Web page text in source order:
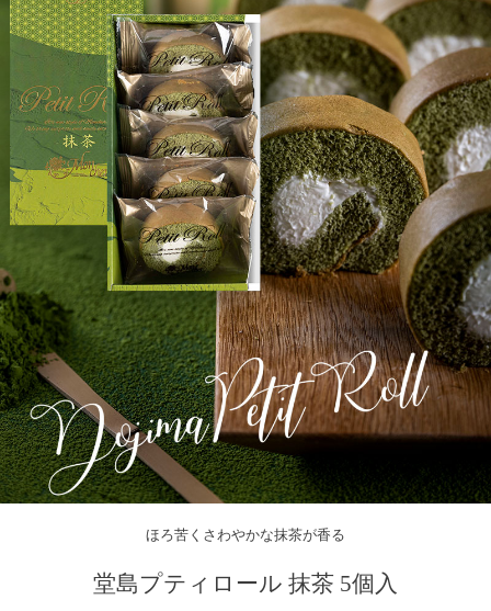
ほろ苦くさわやかな抹茶が香る
堂島プティロール 抹茶 5個入